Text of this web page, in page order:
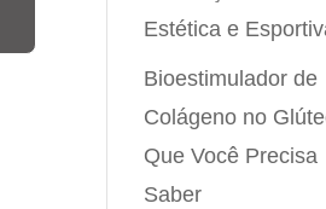
Estética e
Bioestimulador de
Colágeno no
Que Você Precisa
Saber